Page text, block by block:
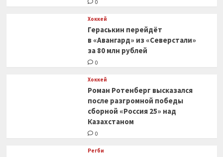
0
Хоккей
Гераськин перейдёт
в «Авангард» из «Северстали»
за 80 млн рублей
0
Хоккей
Роман Ротенберг высказался
после разгромной победы
сборной «Россия 25» над
Казахстаном
0
Регби